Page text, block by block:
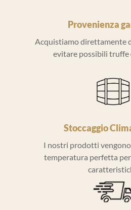
Provenienza
Acquistiamo direttamente
evitare possibili truffe
Stoccaggio
I nostri prodotti
temperatura perfetta